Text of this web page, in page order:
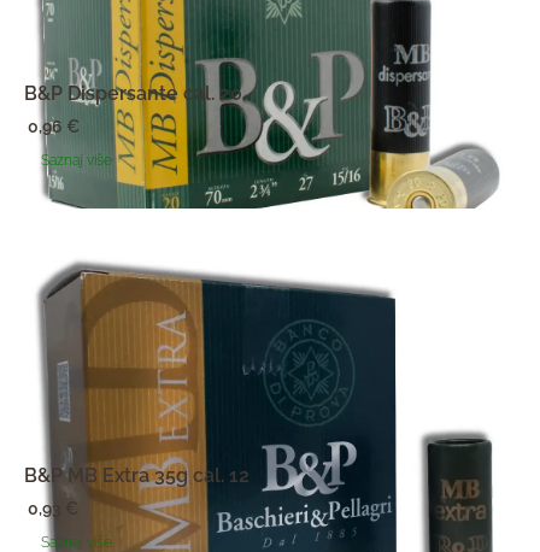
B&P Dispersante cal. 20
0,96 €
Saznaj više
B&P MB Extra 35g cal. 12
0,93
Saznaj više